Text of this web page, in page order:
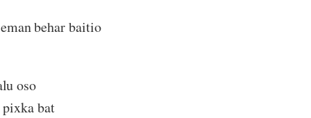
behar baitio
oso
bat